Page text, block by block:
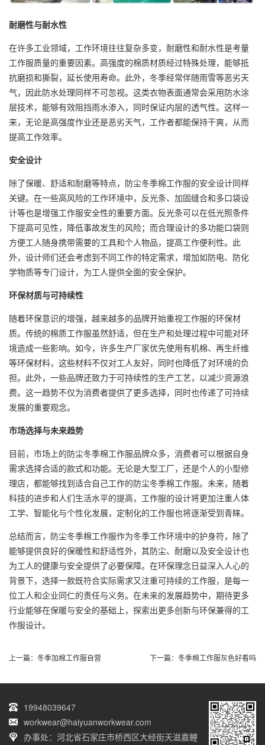
耐磨性与耐水性
在许多工业领域，工作环境往往复杂多变，耐磨性和耐水性是考量
工作服质量的重要因素。高强度的棉质材质经过特殊处理，能够抵
抗磨损和撕裂，延长使用寿命。此外，冬季经常伴随雨雪等恶劣天
气，因此防水处理同样不可忽视。这类衣物表面通常会采用防水涂
层技术，能够有效阻挡雨水渗入，同时保证内层的透气性。这样一
来，无论是高强度作业还是恶劣天气，工作者都能保持干爽，从而
提高工作效率。
安全设计
除了保暖、舒适和耐磨等特点，防尘冬季棉工作服的安全设计同样
关键。在一些高风险的工作环境中，反光条、加固缝合和多口袋设
计等也是增强工作服安全性的重要方面。反光条可以在低光照条件
下提高可见性，降低事故发生的风险；而合理设计的多功能口袋则
方便工人随身携带需要的工具和个人物品，提高工作便利性。此
外，设计师们还会考虑到不同工作的特定需求，增加如防电、防化
学物质等专门设计，为工人提供全面的安全保护。
环保材质与可持续性
随着环保意识的增强，越来越多的品牌开始重视工作服的环保材
质。传统的棉质工作服虽然舒适，但在生产和处理过程中可能对环
境造成一些影响。如今，许多生产厂家优先使用有机棉、再生纤维
等环保材料，这些材料不仅对工人友好，同时也降低了对环境的负
担。此外，一些品牌还致力于可持续性的生产工艺，以减少资源浪
费。这一趋势不仅为消费者提供了更多选择，同时也传递了可持续
发展的重要观念。
市场选择与未来趋势
目前，市场上的防尘冬季棉工作服品牌众多，消费者可以根据自身
需求选择合适的款式和功能。无论是大型工厂，还是个人的小型修
理店，都能够找到适合自己工作的防尘冬季棉工作服。未来，随着
科技的进步和人们生活水平的提高，工作服的设计将更加注重人体
工学、智能化与个性化发展，定制化的工作服也将逐渐受到青睐。
总结而言，防尘冬季棉工作服作为冬季工作环境中的护身符，除了
能够提供良好的保暖性和舒适性外，其防尘、耐磨以及安全设计也
为工人的健康与安全提供了必要保障。在环保理念日益深入人心的
背景下，选择一款既符合实际需求又注重可持续的工作服，是每一
位工人和企业同仁的责任与义务。在未来的发展趋势中，期待更多
行业能够在保暖与安全的基础上，探索出更多创新与环保兼得的工
作服设计。
上一篇： 冬季加棉工作服自营 下一篇： 冬季棉工作服灰色好看吗
19948039647
workwear@haiyuanworkwear.com
办事处：河北省石家庄市桥西区大经街天滋嘉鲤